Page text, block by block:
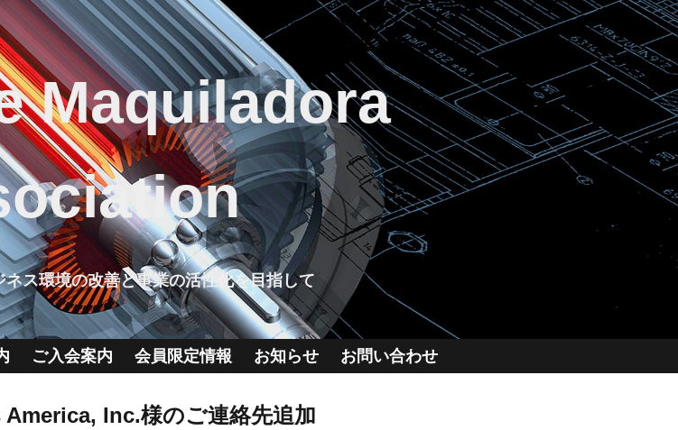
Maquiladora
ス環境の改善と事業の活性化を目指して
ご入会案内 会員限定情報 お知らせ お問い合わせ
Inc.様のご連絡先追加